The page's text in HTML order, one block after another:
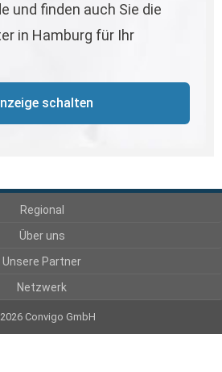
und finden auch Sie die
in Hamburg für Ihr
schalten
Regional
Über uns
Unsere Partner
Netzwerk
Convigo GmbH